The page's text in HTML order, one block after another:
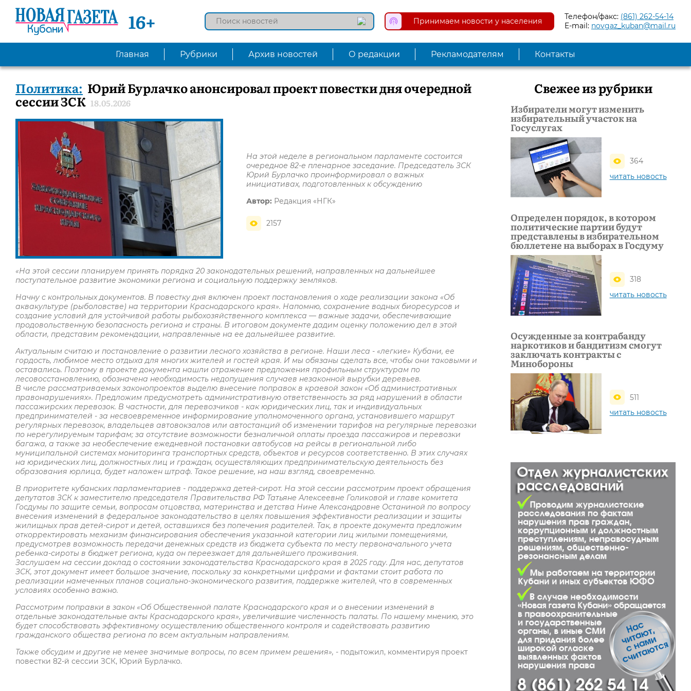
16+ Принимаем новости у населения Телефон/факс: (861) 262-54-14
E-mail: novgaz_kuban@mail.ru
Главная Рубрики Архив новостей О редакции Рекламодателям Контакты
Политика: Юрий Бурлачко анонсировал проект повестки дня очередной
сессии ЗСК 18.05.2026
На этой неделе в региональном парламенте состоится
очередное 82-е пленарное заседание. Председатель ЗСК
Юрий Бурлачко проинформировал о важных
инициативах, подготовленных к обсуждению
Автор: Редакция «НГК»
2157
«На этой сессии планируем принять порядка 20 законодательных решений, направленных на дальнейшее
поступательное развитие экономики региона и социальную поддержку земляков.
Начну с контрольных документов. В повестку дня включен проект постановления о ходе реализации закона «Об
аквакультуре (рыболовстве) на территории Краснодарского края». Напомню, сохранение водных биоресурсов и
создание условий для устойчивой работы рыбохозяйственного комплекса — важные задачи, обеспечивающие
продовольственную безопасность региона и страны. В итоговом документе дадим оценку положению дел в этой
области, представим рекомендации, направленные на ее дальнейшее развитие.
Актуальным считаю и постановление о развитии лесного хозяйства в регионе. Наши леса - «легкие» Кубани, ее
гордость, любимое место отдыха для многих жителей и гостей края. И мы обязаны сделать все, чтобы они таковыми и
оставались. Поэтому в проекте документа нашли отражение предложения профильным структурам по
лесовосстановлению, обозначена необходимость недопущения случаев незаконной вырубки деревьев.
В числе рассматриваемых законопроектов выделю внесение поправок в краевой закон «Об административных
правонарушениях». Предложим предусмотреть административную ответственность за ряд нарушений в области
пассажирских перевозок. В частности, для перевозчиков - как юридических лиц, так и индивидуальных
предпринимателей - за несвоевременное информирование уполномоченного органа, установившего маршрут
регулярных перевозок, владельцев автовокзалов или автостанций об изменении тарифов на регулярные перевозки
по нерегулируемым тарифам; за отсутствие возможности безналичной оплаты проезда пассажиров и перевозки
багажа, а также за необеспечение ежедневной постановки автобусов на рейсы в региональной либо
муниципальной системах мониторинга транспортных средств, объектов и ресурсов соответственно. В этих случаях
на юридических лиц, должностных лиц и граждан, осуществляющих предпринимательскую деятельность без
образования юрлица, будет наложен штраф. Такое решение, на наш взгляд, своевременно.
В приоритете кубанских парламентариев - поддержка детей-сирот. На этой сессии рассмотрим проект обращения
депутатов ЗСК к заместителю председателя Правительства РФ Татьяне Алексеевне Голиковой и главе комитета
Госдумы по защите семьи, вопросам отцовства, материнства и детства Нине Александровне Останиной по вопросу
внесения изменений в федеральное законодательство в целях повышения эффективности реализации и защиты
жилищных прав детей-сирот и детей, оставшихся без попечения родителей. Так, в проекте документа предложим
откорректировать механизм финансирования обеспечения указанной категории лиц жилыми помещениями,
предусмотрев возможность передачи денежных средств из бюджета субъекта по месту первоначального учета
ребенка-сироты в бюджет региона, куда он переезжает для дальнейшего проживания.
Заслушаем на сессии доклад о состоянии законодательства Краснодарского края в 2025 году. Для нас, депутатов
ЗСК, этот документ имеет большое значение, поскольку за конкретными цифрами и фактами стоит работа по
реализации намеченных планов социально-экономического развития, поддержке жителей, что в современных
условиях особенно важно.
Рассмотрим поправки в закон «Об Общественной палате Краснодарского края и о внесении изменений в
отдельные законодательные акты Краснодарского края», увеличившие численность палаты. По нашему мнению, это
будет способствовать эффективному осуществлению общественного контроля и содействовать развитию
гражданского общества региона по всем актуальным направлениям.
Также обсудим и другие не менее значимые вопросы, по всем примем решения», - подытожил, комментируя проект
повестки 82-й сессии ЗСК, Юрий Бурлачко.
Свежее из рубрики
Избиратели могут изменить
избирательный участок на
Госуслугах
364
читать новость
Определен порядок, в котором
политические партии будут
представлены в избирательном
бюллетене на выборах в Госдуму
318
читать новость
Осужденные за контрабанду
наркотиков и бандитизм смогут
заключать контракты с
Минобороны
511
читать новость